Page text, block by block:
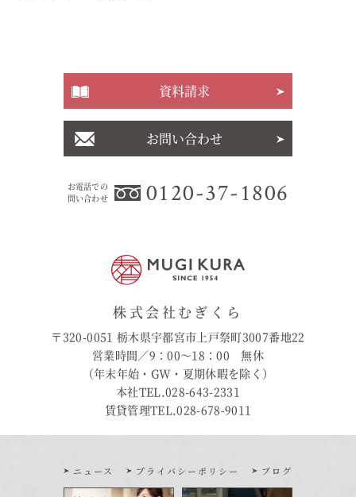
お電話での
問い合わせ
0120-37-1806
資料請求
お問い合わせ
株式会社むぎくら
〒320-0051 栃木県宇都宮市上戸祭町3007番地22
営業時間／9：00〜18：00 無休
（年末年始・GW・夏期休暇を除く）
本社TEL.028-643-2331
賃貸管理TEL.028-678-9011
ニュース プライバシーポリシー ブログ